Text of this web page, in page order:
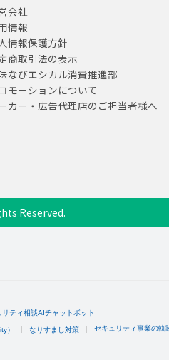
会社
情報
情報保護方針
商取引法の表示
なびエシカル消費推進部
モーションについて
カー・広告代理店のご担当者様へ
Reserved.